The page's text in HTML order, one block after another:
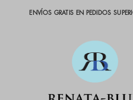
ENVÍOS GRATIS EN PEDIDOS